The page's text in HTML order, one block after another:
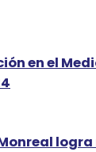
en el